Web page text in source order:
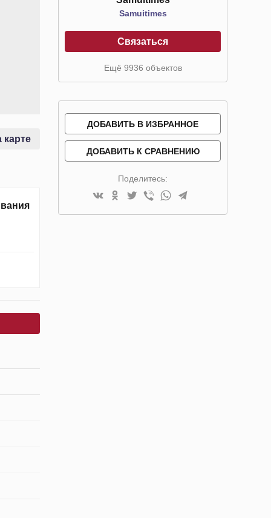
карте
Samuitimes
Связаться
Ещё 9936 объектов
ДОБАВИТЬ В ИЗБРАННОЕ
ДОБАВИТЬ К СРАВНЕНИЮ
Поделитесь: